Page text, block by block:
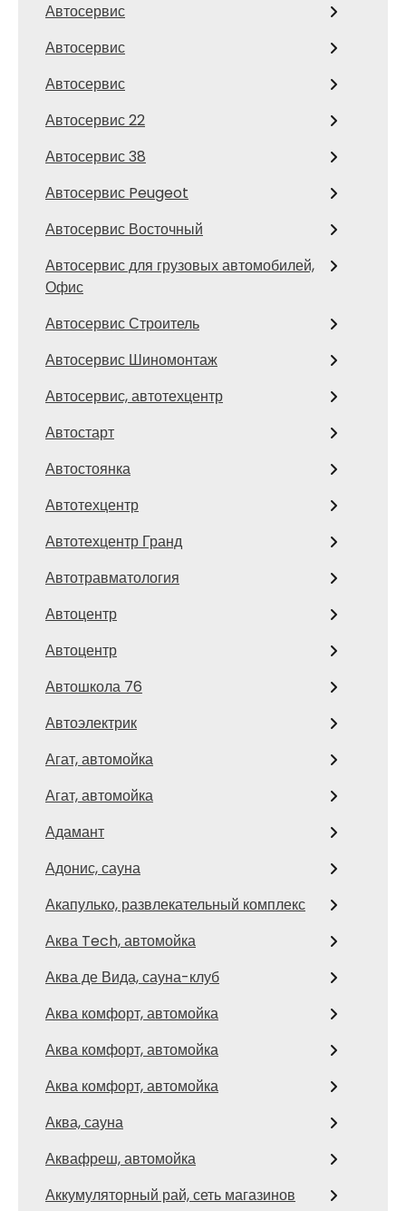
Автосервис
Автосервис
Автосервис
Автосервис 22
Автосервис 38
Автосервис Peugeot
Автосервис Восточный
Автосервис для грузовых автомобилей,
Офис
Автосервис Строитель
Автосервис Шиномонтаж
Автосервис, автотехцентр
Автостарт
Автостоянка
Автотехцентр
Автотехцентр Гранд
Автотравматология
Автоцентр
Автоцентр
Автошкола 76
Автоэлектрик
Агат, автомойка
Агат, автомойка
Адамант
Адонис, сауна
Акапулько, развлекательный комплекс
Аква Tech, автомойка
Аква де Вида, сауна-клуб
Аква комфорт, автомойка
Аква комфорт, автомойка
Аква комфорт, автомойка
Аква, сауна
Аквафреш, автомойка
Аккумуляторный рай, сеть магазинов